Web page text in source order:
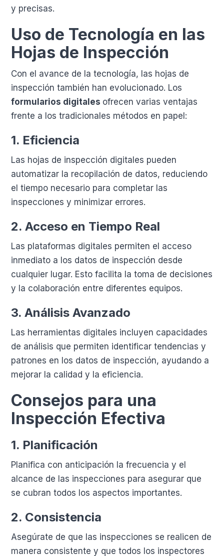
y precisas.
Uso de Tecnología en las
Hojas de Inspección
Con el avance de la tecnología, las hojas de
inspección también han evolucionado. Los
formularios digitales ofrecen varias ventajas
frente a los tradicionales métodos en papel:
1. Eficiencia
Las hojas de inspección digitales pueden
automatizar la recopilación de datos, reduciendo
el tiempo necesario para completar las
inspecciones y minimizar errores.
2.Acceso en Tiempo Real
Las plataformas digitales permiten el acceso
inmediato a los datos de inspección desde
cualquier lugar. Esto facilita la toma de decisiones
y la colaboración entre diferentes equipos.
3.Análisis Avanzado
Las herramientas digitales incluyen capacidades
de análisis que permiten identificar tendencias y
patrones en los datos de inspección, ayudando a
mejorar la calidad y la eficiencia.
Consejos para una
Inspección Efectiva
1. Planificación
Planifica con anticipación la frecuencia y el
alcance de las inspecciones para asegurar que
se cubran todos los aspectos importantes.
2. Consistencia
Asegúrate de que las inspecciones se realicen de
manera consistente y que todos los inspectores